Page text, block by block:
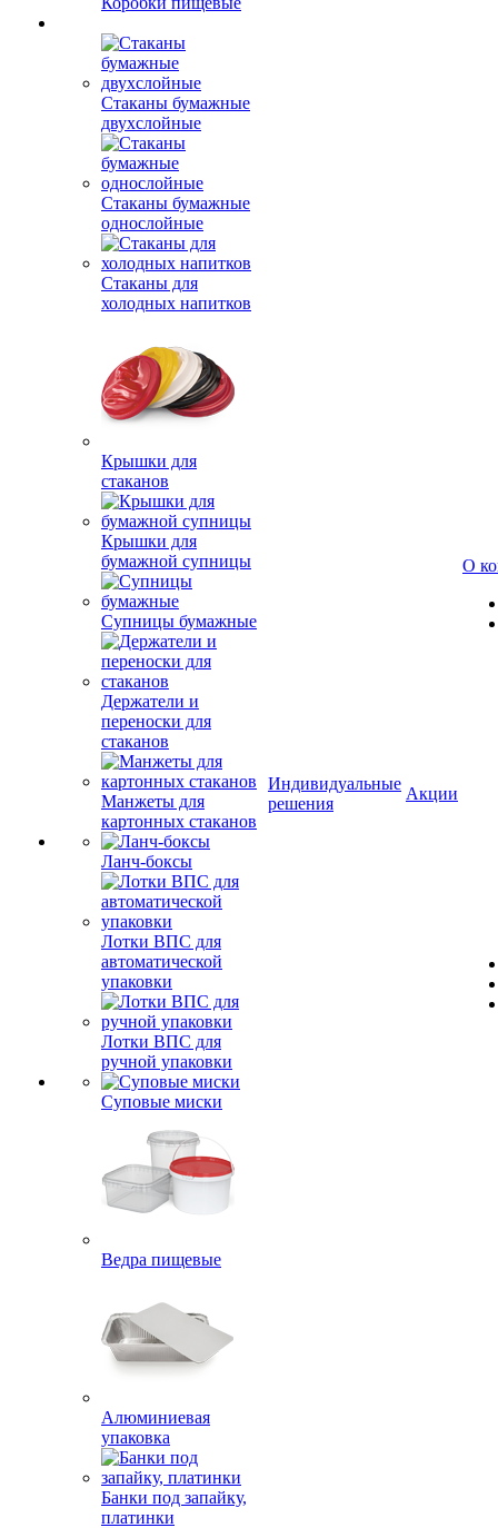
Стаканы бумажные
двухслойные
Стаканы бумажные
однослойные
Стаканы для
холодных напитков
Крышки для
стаканов
Крышки для
бумажной супницы
Супницы бумажные
Держатели и
переноски для
стаканов
Манжеты для
картонных стаканов
Ланч-боксы
Лотки ВПС для
автоматической
упаковки
Лотки ВПС для
ручной упаковки
Суповые миски
Ведра пищевые
Алюминиевая
упаковка
Банки под запайку,
платинки
Индивидуальные
решения
Акции
О